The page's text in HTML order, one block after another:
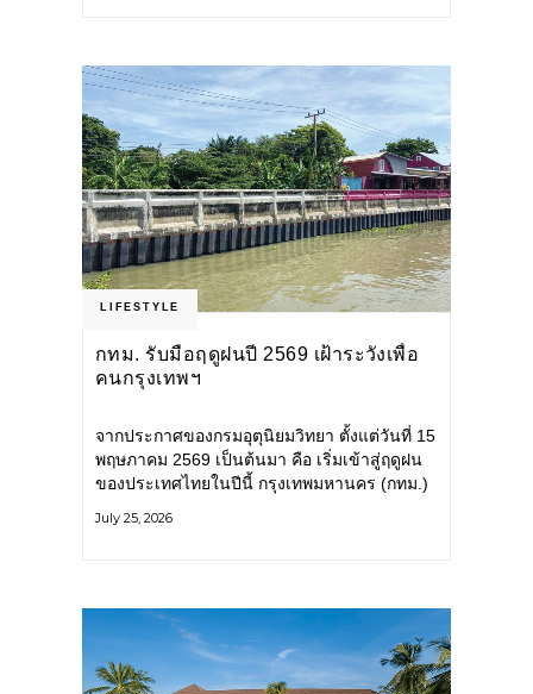
LIFESTYLE
กทม. รับมือฤดูฝนปี 2569 เฝ้าระวังเพื่อ
คนกรุงเทพฯ
จากประกาศของกรมอุตุนิยมวิทยา ตั้งแต่วันที่ 15
พฤษภาคม 2569 เป็นต้นมา คือ เริ่มเข้าสู่ฤดูฝน
ของประเทศไทยในปีนี้ กรุงเทพมหานคร (กทม.)
โครงสร้างพื้นฐาน
July 25, 2026